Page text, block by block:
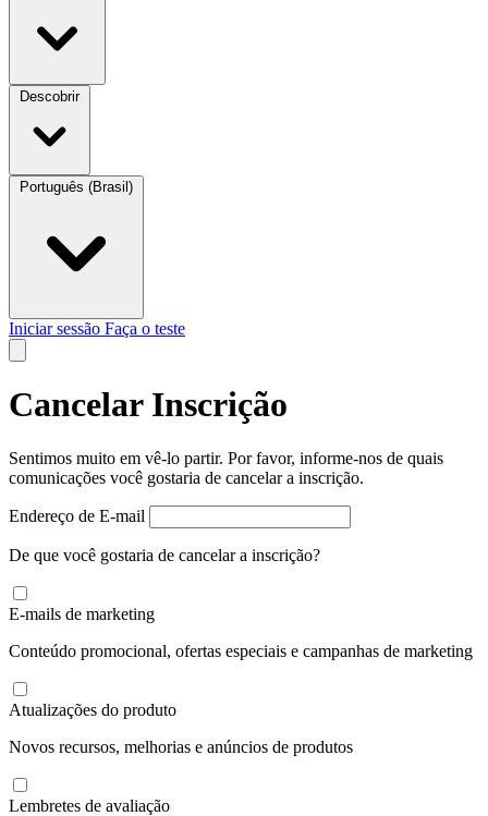
Descobrir
Português (Brasil)
Iniciar sessão Faça o teste
Cancelar Inscrição
Sentimos muito em vê-lo partir. Por favor, informe-nos de quais
comunicações você gostaria de cancelar a inscrição.
Endereço de E-mail
De que você gostaria de cancelar a inscrição?
E-mails de marketing
Conteúdo promocional, ofertas especiais e campanhas de marketing
Atualizações do produto
Novos recursos, melhorias e anúncios de produtos
Lembretes de avaliação